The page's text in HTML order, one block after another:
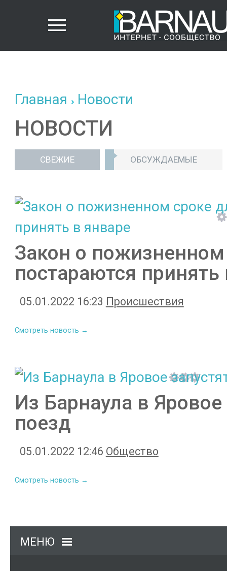
Главная Новости
НОВОСТИ
СВЕЖИЕ ОБСУЖДАЕМЫЕ
Закон о
постараются принять
05.01.2022 16:23 Происшествия
Смотреть новость →
Из Барнаула в Яровое
поезд
05.01.2022 12:46 Общество
Смотреть новость →
МЕНЮ